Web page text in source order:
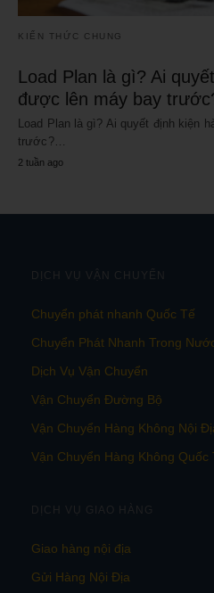
KIẾN THỨC CHUNG
Load Plan là gì? Ai
được lên máy bay
Load Plan là gì? Ai quyết định kiện
trước?…
2 tuần ago
DỊCH VỤ VẬN CHUYỂN
Chuyển phát nhanh Quốc Tế
Chuyển Phát Nhanh Trong
Dịch Vụ Vận Chuyển
Vận Chuyển Đường Bộ
Vận Chuyển Hàng Không Nội
Vận Chuyển Hàng Không Quốc
DỊCH VỤ GIAO HÀNG
Giao hàng nội địa
Gửi Hàng Nội Địa